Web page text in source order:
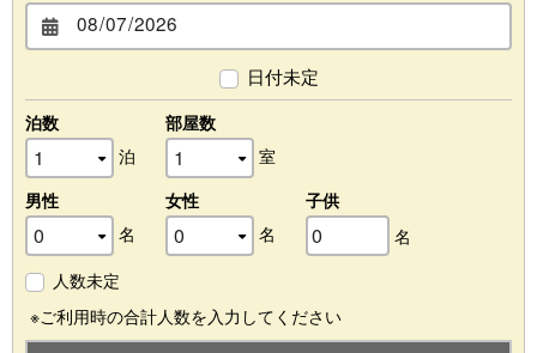
日付未定
泊数
泊
部屋数
室
男性
名
女性
名
子供
名
人数未定
※ご利用時の合計人数を入力してください